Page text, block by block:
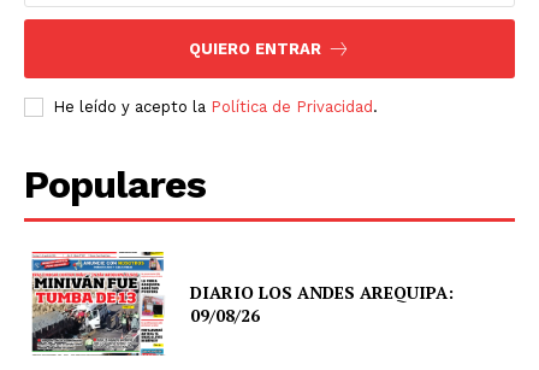
QUIERO ENTRAR
He leído y acepto la Política de Privacidad .
Populares
DIARIO LOS ANDES AREQUIPA:
09/08/26